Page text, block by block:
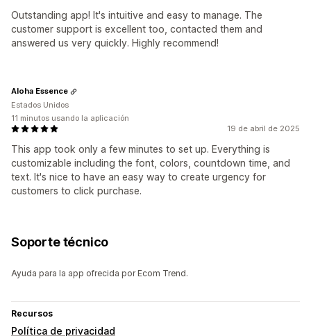
Outstanding app! It's intuitive and easy to manage. The
customer support is excellent too, contacted them and
answered us very quickly. Highly recommend!
19 de abril de 2025
This app took only a few minutes to set up. Everything is
customizable including the font, colors, countdown time, and
text. It's nice to have an easy way to create urgency for
customers to click purchase.
Aloha Essence
Estados Unidos
11 minutos usando la aplicación
Soporte técnico
Ayuda para la app ofrecida por Ecom Trend.
Recursos
Política de privacidad